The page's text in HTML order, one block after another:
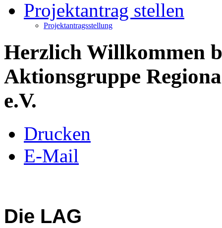
Projektantrag stellen
Projektantragsstellung
Herzlich Willkommen
Aktionsgruppe
e.V.
Drucken
E-Mail
Die LAG